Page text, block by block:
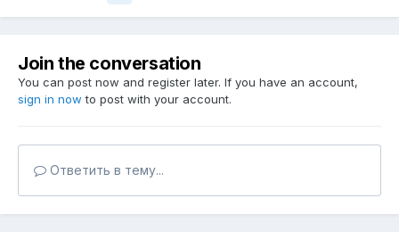
Join the conversation
You can post now and register later. If you have an account,
sign in now to post with your account.
Ответить в тему...